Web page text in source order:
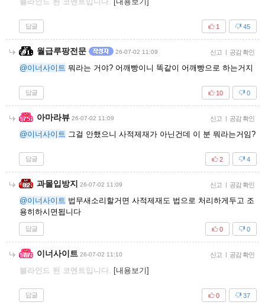
답글 45
1
월급루팡전문 26-07-02 11:09 신고 공감 확인
@이너사이트 뭐라는 거야? 어깨빵이니 똑같이 어깨빵으로 하는거지
답글 0
10
아마라뷰 26-07-02 11:09 신고 공감 확인
@이너사이트 그걸 안했으니 사적제재가 아닌건데 이 분 뭐라는거임?
답글 4
2
과몰입방지 26-07-02 11:09 신고 공감 확인
@이너사이트 법무새소리할거면 사적제재도 법으로 처리하게두고 조
용히하시면됩니다
답글 0
0
이너사이트 26-07-02 11:10 신고 공감 확인
블라인드 된 코멘트입니다. [내용보기]
답글 37
0